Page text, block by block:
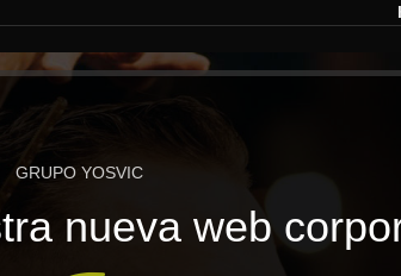
GRUPO YOSVIC
nueva web